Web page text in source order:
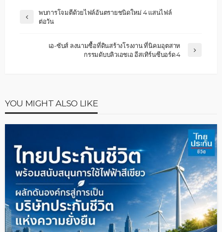
พบการโจมตีด้วยไฟล์อันตรายชนิดใหม่ 4 แสนไฟล์
ต่อวัน
เอ-ซับส์ ลงนามซื้อที่ดินสร้างโรงงาน ที่นิคมอุตสาห
กรรมดับบลิวเอชเอ อีสเทิร์นซีบอร์ด 4
YOU MIGHT ALSO LIKE